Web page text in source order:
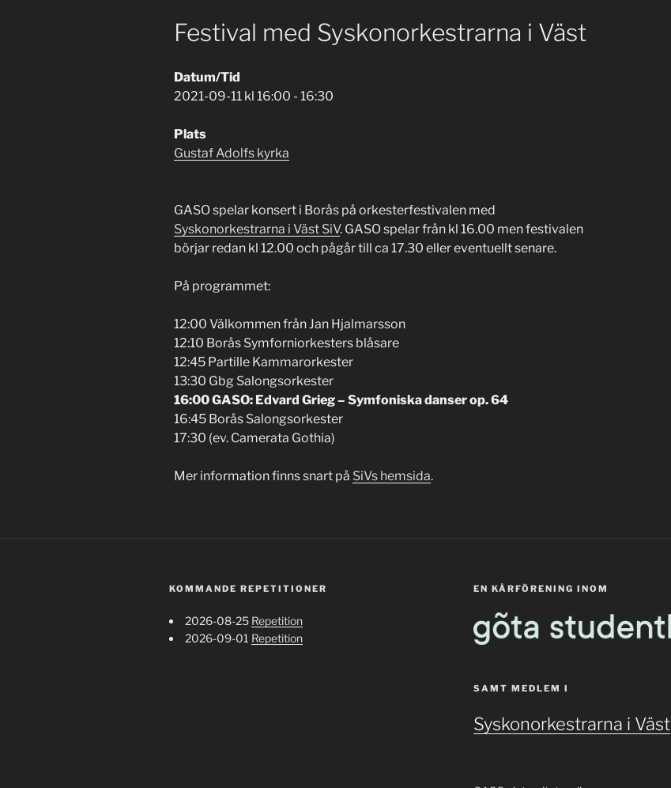
Festival med Syskonorkestrarna i Väst
Datum/Tid
2021-09-11 kl 16:00 - 16:30
Plats
Gustaf Adolfs kyrka
GASO spelar konsert i Borås på orkesterfestivalen med
Syskonorkestrarna i Väst SiV. GASO spelar från kl 16.00 men festivalen
börjar redan kl 12.00 och pågår till ca 17.30 eller eventuellt senare.
På programmet:
12:00 Välkommen från Jan Hjalmarsson
12:10 Borås Symforniorkesters blåsare
12:45 Partille Kammarorkester
13:30 Gbg Salongsorkester
16:00 GASO: Edvard Grieg – Symfoniska danser op. 64
16:45 Borås Salongsorkester
17:30 (ev. Camerata Gothia)
Mer information finns snart på SiVs hemsida.
KOMMANDE REPETITIONER
2026-08-25 Repetition
2026-09-01 Repetition
EN KÅRFÖRENING INOM
SAMT MEDLEM I
Syskonorkestrarna i Väst